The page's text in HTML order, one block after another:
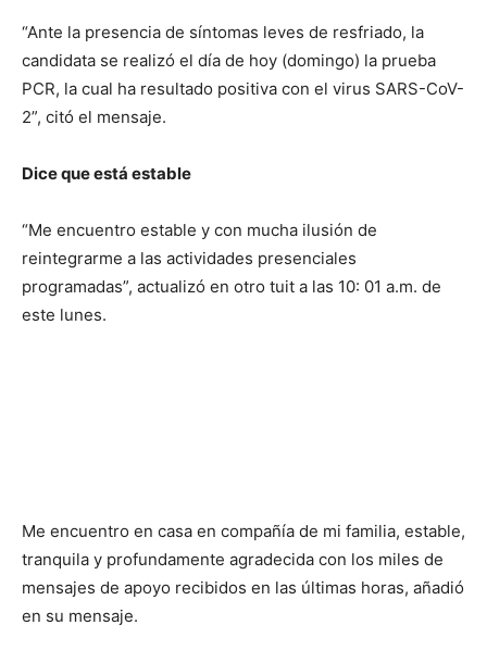
“Ante la presencia de síntomas leves de resfriado, la
candidata se realizó el día de hoy (domingo) la prueba
PCR, la cual ha resultado positiva con el virus SARS-CoV-
2”, citó el mensaje.
Dice que está estable
“Me encuentro estable y con mucha ilusión de
reintegrarme a las actividades presenciales
programadas”, actualizó en otro tuit a las 10: 01 a.m. de
este lunes.
Me encuentro en casa en compañía de mi familia, estable,
tranquila y profundamente agradecida con los miles de
mensajes de apoyo recibidos en las últimas horas, añadió
en su mensaje.